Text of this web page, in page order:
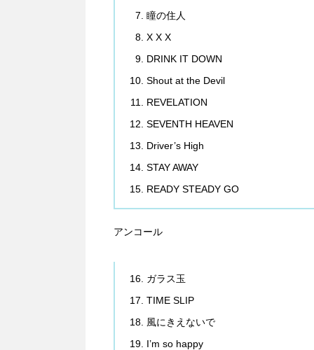
瞳の住人
X X X
DRINK IT DOWN
Shout at the Devil
REVELATION
SEVENTH HEAVEN
Driver’s High
STAY AWAY
READY STEADY GO
アンコール
ガラス玉
TIME SLIP
風にきえないで
I’m so happy